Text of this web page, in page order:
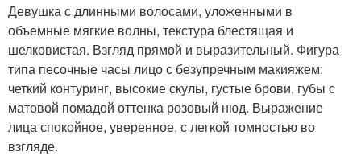
Девушка с длинными волосами, уложенными в
объемные мягкие волны, текстура блестящая и
шелковистая. Взгляд прямой и выразительный. Фигура
типа песочные часы лицо с безупречным макияжем:
четкий контуринг, высокие скулы, густые брови, губы с
матовой помадой оттенка розовый нюд. Выражение
лица спокойное, уверенное, с легкой томностью во
взгляде.